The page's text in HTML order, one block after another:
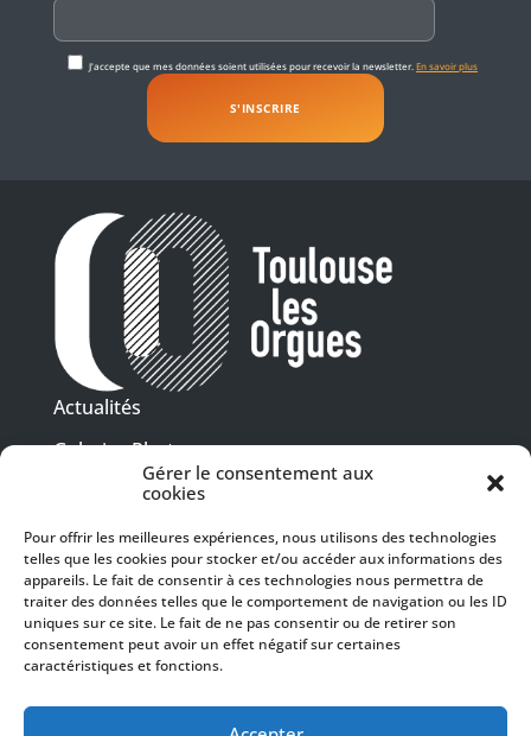
Gérer le consentement aux
cookies
Pour offrir les meilleures expériences, nous utilisons des technologies
telles que les cookies pour stocker et/ou accéder aux informations des
appareils. Le fait de consentir à ces technologies nous permettra de
traiter des données telles que le comportement de navigation ou les ID
uniques sur ce site. Le fait de ne pas consentir ou de retirer son
consentement peut avoir un effet négatif sur certaines
caractéristiques et fonctions.
J'accepte que mes données soient utilisées pour recevoir la newsletter.En savoir plus
Actualités
Galeries Photos
Vidéothèque
Presse
Programme PDF
Billetterie
Recrutement
Mentions légales
SUIVEZ-NOUS